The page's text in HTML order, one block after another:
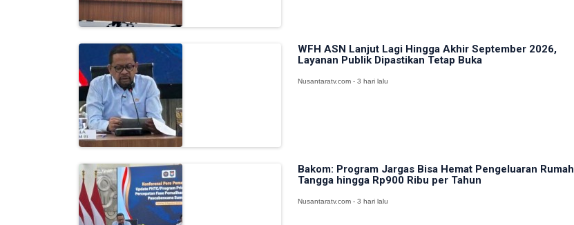
WFH ASN Lanjut Lagi Hingga Akhir September 2026,
Layanan Publik Dipastikan Tetap Buka
Nusantaratv.com - 3 hari lalu
Bakom: Program Jargas Bisa Hemat Pengeluaran Rumah
Tangga hingga Rp900 Ribu per Tahun
Nusantaratv.com - 3 hari lalu